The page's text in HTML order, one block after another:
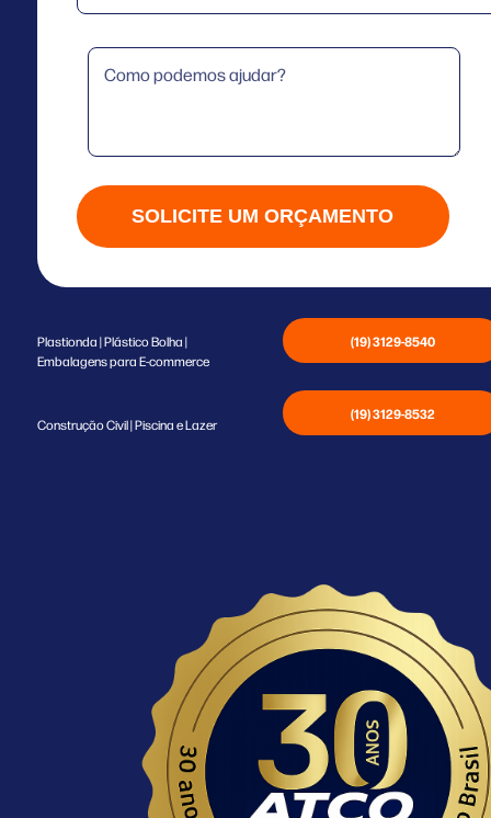
SOLICITE UM ORÇAMENTO
Plastionda | Plástico Bolha |
Embalagens para E-commerce
(19) 3129-8540
Construção Civil | Piscina e Lazer
(19) 3129-8532